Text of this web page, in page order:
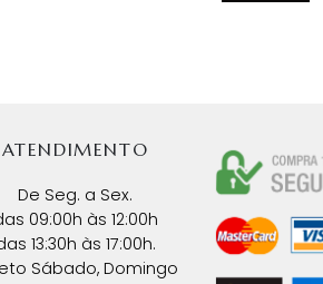
ATENDIMENTO
De Seg. a Sex.
09:00h às 12:00h
13:30h às 17:00h.
Sábado, Domingo